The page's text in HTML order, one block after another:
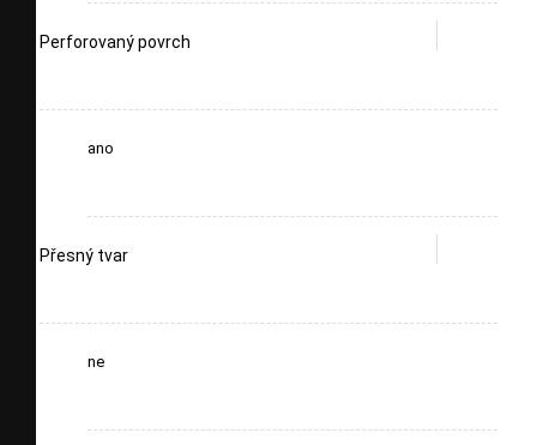
Perforovaný povrch
ano
Přesný tvar
ne